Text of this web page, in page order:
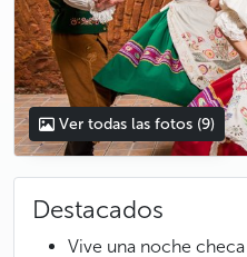
Ver todas las fotos (9)
Destacados
Vive una noche